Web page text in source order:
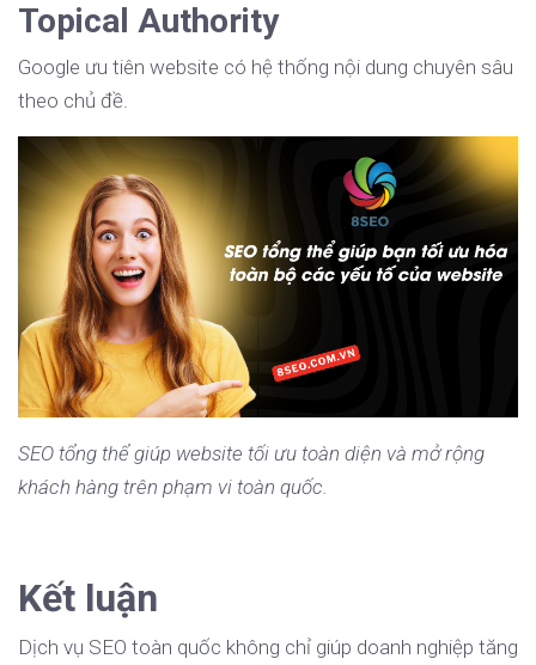
Topical Authority
Google ưu tiên website có hệ thống nội dung chuyên sâu
theo chủ đề.
SEO tổng thể giúp website tối ưu toàn diện và mở rộng
khách hàng trên phạm vi toàn quốc.
Kết luận
Dịch vụ SEO toàn quốc không chỉ giúp doanh nghiệp tăng